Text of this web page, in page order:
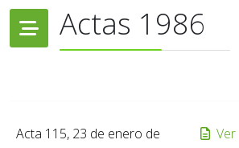
Actas 1986
Acta 115, 23 de enero de
Ver